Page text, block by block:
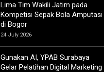
Lima Tim Wakili Jatim pada
Kompetisi Sepak Bola Amputasi
di Bogor
24 July 2026
Gunakan AI, YPAB Surabaya
Gelar Pelatihan Digital Marketing